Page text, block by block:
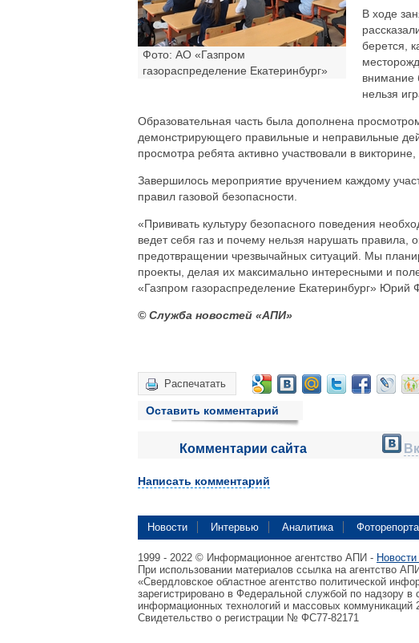
Фото: АО «Газпром
газораспределение Екатеринбург»
В ходе
берется,
внимание
нельзя
Образовательная часть была дополнена
демонстрирующего правильные и неправильные
просмотра ребята активно участвовали в
Завершилось мероприятие вручением каждому
правил газовой безопасности.
«Прививать культуру безопасного поведения
ведет себя газ и почему нельзя нарушать
предотвращении чрезвычайных ситуаций. Мы
проекты, делая их максимально интересными и
«Газпром газораспределение Екатеринбург» Юрий
© Служба новостей «АПИ»
Распечатать
Оставить комментарий
Комментарии сайта
Написать комментарий
Новости Интервью Аналитика
1999 - 2022 © Информационное агентство АПИ -
При использовании материалов ссылка на агентство
«Свердловское областное агентство политической
зарегистрировано в Федеральной службой по надзору в
информационных технологий и массовых коммуникаций
Свидетельство о регистрации № ФС77-82171